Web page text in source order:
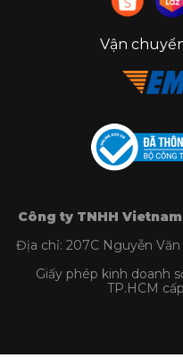
Vận
Công ty TNHH
Địa chỉ: 207C Nguyễn Văn
Giấy phép kinh doanh
TP.HCM